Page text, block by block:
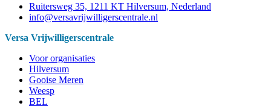
Ruitersweg 35, 1211 KT Hilversum, Nederland
info@versavrijwilligerscentrale.nl
Versa Vrijwilligerscentrale
Voor organisaties
Hilversum
Gooise Meren
Weesp
BEL